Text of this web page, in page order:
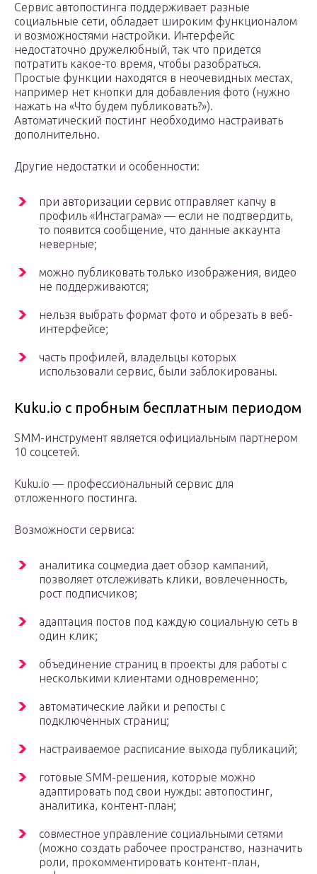
Сервис автопостинга поддерживает разные
социальные сети, обладает широким функционалом
и возможностями настройки. Интерфейс
недостаточно дружелюбный, так что придется
потратить какое-то время, чтобы разобраться.
Простые функции находятся в неочевидных местах,
например нет кнопки для добавления фото (нужно
нажать на «Что будем публиковать?»).
Автоматический постинг необходимо настраивать
дополнительно.
Другие недостатки и особенности:
при авторизации сервис отправляет капчу в
профиль «Инстаграма» — если не подтвердить,
то появится сообщение, что данные аккаунта
неверные;
можно публиковать только изображения, видео
не поддерживаются;
нельзя выбрать формат фото и обрезать в веб-
интерфейсе;
часть профилей, владельцы которых
использовали сервис, были заблокированы.
Kuku.io с пробным бесплатным периодом
SMM-инструмент является официальным партнером
10 соцсетей.
Kuku.io — профессиональный сервис для
отложенного постинга.
Возможности сервиса:
аналитика соцмедиа дает обзор кампаний,
позволяет отслеживать клики, вовлеченность,
рост подписчиков;
адаптация постов под каждую социальную сеть в
один клик;
объединение страниц в проекты для работы с
несколькими клиентами одновременно;
автоматические лайки и репосты с
подключенных страниц;
настраиваемое расписание выхода публикаций;
готовые SMM-решения, которые можно
адаптировать под свои нужды: автопостинг,
аналитика, контент-план;
совместное управление социальными сетями
(можно создать рабочее пространство, назначить
роли, прокомментировать контент-план,